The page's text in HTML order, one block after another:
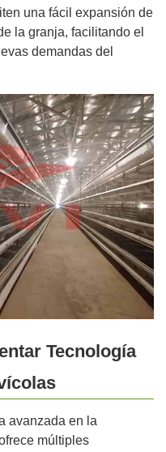
una fácil expansión de
la granja, facilitando el
demandas del
Tecnología
avanzada en la
múltiples